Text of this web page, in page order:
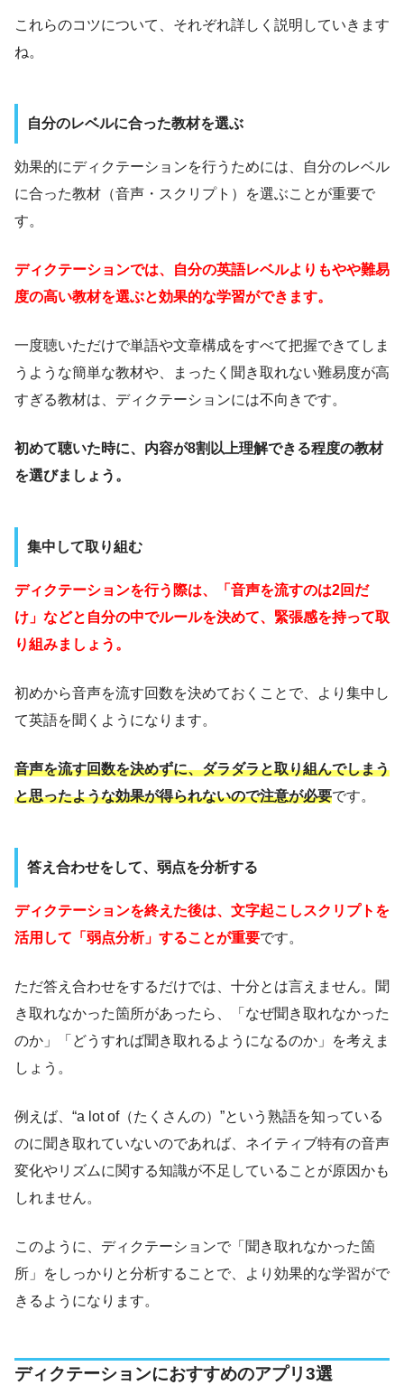
これらのコツについて、それぞれ詳しく説明していきます
ね。
自分のレベルに合った教材を選ぶ
効果的にディクテーションを行うためには、自分のレベル
に合った教材（音声・スクリプト）を選ぶことが重要で
す。
ディクテーションでは、自分の英語レベルよりもやや難易
度の高い教材を選ぶと効果的な学習ができます。
一度聴いただけで単語や文章構成をすべて把握できてしま
うような簡単な教材や、まったく聞き取れない難易度が高
すぎる教材は、ディクテーションには不向きです。
初めて聴いた時に、内容が8割以上理解できる程度の教材
を選びましょう。
集中して取り組む
ディクテーションを行う際は、「音声を流すのは2回だ
け」などと自分の中でルールを決めて、緊張感を持って取
り組みましょう。
初めから音声を流す回数を決めておくことで、より集中し
て英語を聞くようになります。
音声を流す回数を決めずに、ダラダラと取り組んでしまう
と思ったような効果が得られないので注意が必要です。
答え合わせをして、弱点を分析する
ディクテーションを終えた後は、文字起こしスクリプトを
活用して「弱点分析」することが重要です。
ただ答え合わせをするだけでは、十分とは言えません。聞
き取れなかった箇所があったら、「なぜ聞き取れなかった
のか」「どうすれば聞き取れるようになるのか」を考えま
しょう。
例えば、“a lot of（たくさんの）”という熟語を知っている
のに聞き取れていないのであれば、ネイティブ特有の音声
変化やリズムに関する知識が不足していることが原因かも
しれません。
このように、ディクテーションで「聞き取れなかった箇
所」をしっかりと分析することで、より効果的な学習がで
きるようになります。
ディクテーションにおすすめのアプリ3選